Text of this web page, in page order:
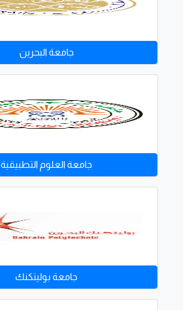
جامعة البحرين
جامعة العلوم التطبيقية
جامعة بوليتكنك